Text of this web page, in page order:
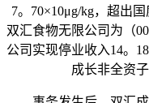
7。70×10μg/kg，超出
双汇食物无限公司为（
公司实现停业收入14。
成长非全资